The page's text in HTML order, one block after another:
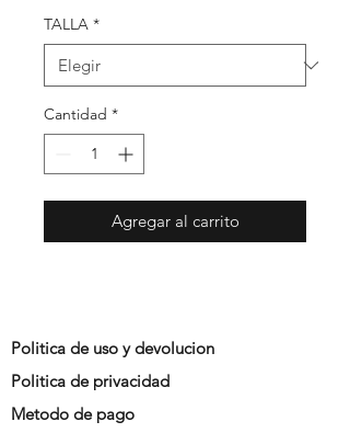
TALLA *
Cantidad *
Agregar al carrito
Politica de uso y devolucion
Politica de privacidad
Metodo de pago